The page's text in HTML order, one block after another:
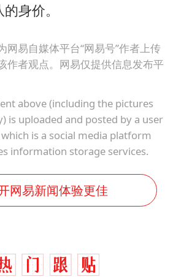
身价。
网易自媒体平台“网易号”作者上传
作者观点。网易仅提供信息发布平
above (including the pictures
is uploaded and posted by a user
is a social media platform
information storage services.
网易新闻体验更佳